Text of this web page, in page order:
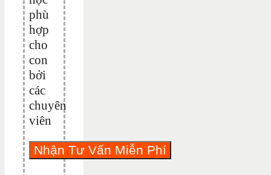
phù
hợp
cho
con
bởi
các
chuyên
viên